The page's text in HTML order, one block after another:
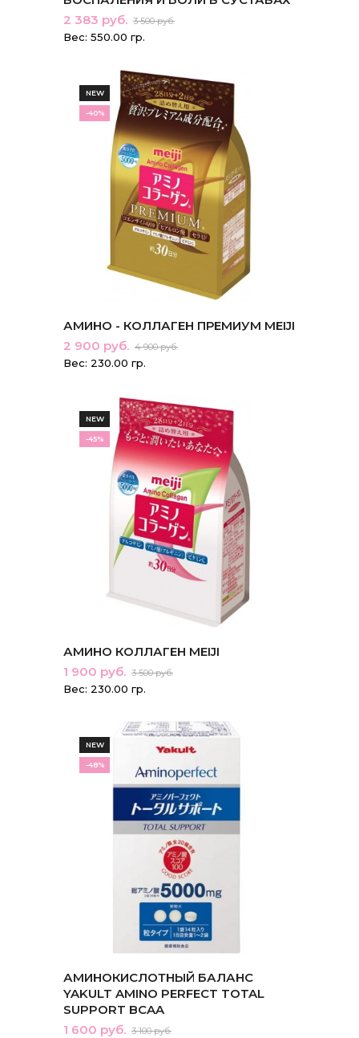
2 383 руб. 3 500 руб.
Вес: 550.00 гр.
NEW
-40%
АМИНО - КОЛЛАГЕН ПРЕМИУМ MEIJI
2 900 руб. 4 900 руб.
Вес: 230.00 гр.
NEW
-45%
АМИНО КОЛЛАГЕН MEIJI
1 900 руб. 3 500 руб.
Вес: 230.00 гр.
NEW
-48%
АМИНОКИСЛОТНЫЙ БАЛАНС
YAKULT AMINO PERFECT TOTAL
SUPPORT BCAA
1 600 руб. 3 100 руб.